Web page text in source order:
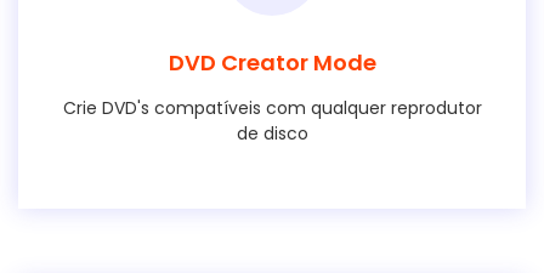
DVD Creator Mode
Crie DVD's compatíveis com qualquer reprodutor
de disco